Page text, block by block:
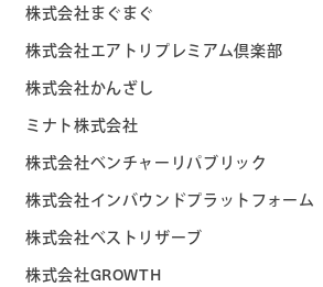
株式会社まぐまぐ
株式会社エアトリプレミアム倶楽部
株式会社かんざし
ミナト株式会社
株式会社ベンチャーリパブリック
株式会社インバウンドプラットフォーム
株式会社ベストリザーブ
株式会社GROWTH